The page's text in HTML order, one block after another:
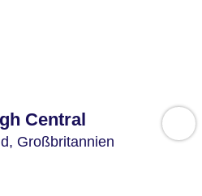
Central
Großbritannien